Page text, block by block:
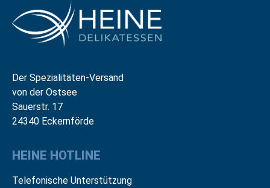
Der Spezialitäten-Versand
von der Ostsee
Sauerstr. 17
24340 Eckernförde
HEINE HOTLINE
Telefonische Unterstützung